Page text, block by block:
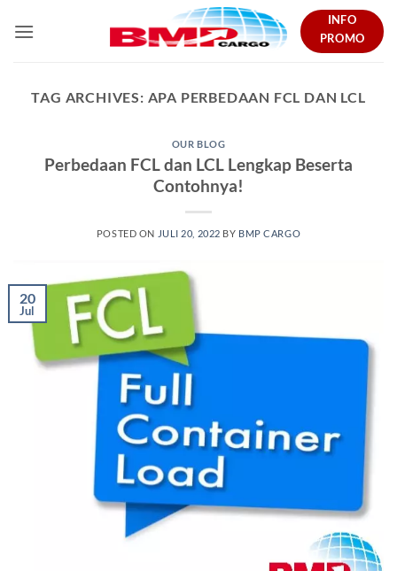
INFO
PROMO
TAG ARCHIVES: APA PERBEDAAN FCL DAN LCL
OUR BLOG
Perbedaan FCL dan LCL Lengkap Beserta
Contohnya!
POSTED ON JULI 20, 2022 BY BMP CARGO
20
Jul